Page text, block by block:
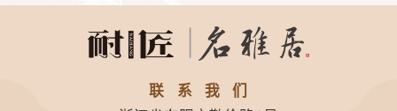
联系我们